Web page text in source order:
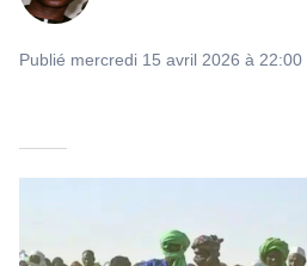
Publié mercredi 15 avril 2026 à 22:00